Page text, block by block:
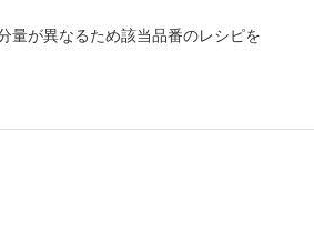
量が異なるため該当品番のレシピを